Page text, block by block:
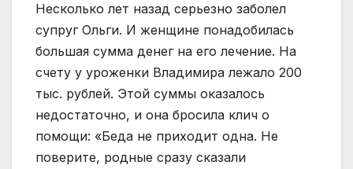
Несколько лет назад серьезно заболел
супруг Ольги. И женщине понадобилась
большая сумма денег на его лечение. На
счету у уроженки Владимира лежало 200
тыс. рублей. Этой суммы оказалось
недостаточно, и она бросила клич о
помощи: «Беда не приходит одна. Не
поверите, родные сразу сказали